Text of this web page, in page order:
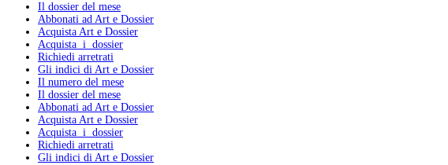
Il dossier del mese
Abbonati ad Art e Dossier
Acquista Art e Dossier
Acquista i dossier
Richiedi arretrati
Gli indici di Art e Dossier
Il numero del mese
Il dossier del mese
Abbonati ad Art e Dossier
Acquista Art e Dossier
Acquista i dossier
Richiedi arretrati
Gli indici di Art e Dossier